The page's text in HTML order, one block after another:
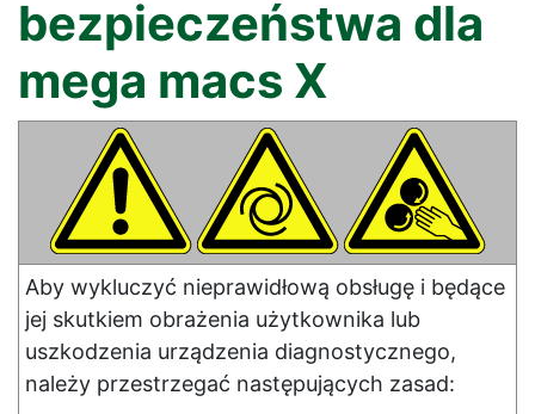
bezpieczeństwa dla
mega macs X
Aby wykluczyć nieprawidłową obsługę i będące
jej skutkiem obrażenia użytkownika lub
uszkodzenia urządzenia diagnostycznego,
należy przestrzegać następujących zasad: